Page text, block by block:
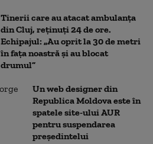
Tinerii care au atacat ambulanța
din Cluj, reținuți 24 de ore.
Echipajul: „Au oprit la 30 de metri
în fața noastră și au blocat
drumul”
Un web designer din
Republica Moldova este în
spatele site-ului AUR
pentru suspendarea
președintelui